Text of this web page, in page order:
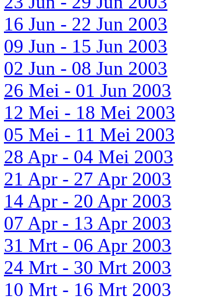
16 Jun - 22 Jun 2003
09 Jun - 15 Jun 2003
02 Jun - 08 Jun 2003
26 Mei - 01 Jun 2003
12 Mei - 18 Mei 2003
05 Mei - 11 Mei 2003
28 Apr - 04 Mei 2003
21 Apr - 27 Apr 2003
14 Apr - 20 Apr 2003
07 Apr - 13 Apr 2003
31 Mrt - 06 Apr 2003
24 Mrt - 30 Mrt 2003
10 Mrt - 16 Mrt 2003